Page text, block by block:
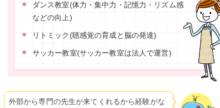
ダンス教室(体力・集中力・記憶力・リズム感
などの向上)
リトミック(聴感覚の育成と脳の発達)
サッカー教室(サッカー教室は法人で運営)
外部から専門の先生が来てくれるから経験がな